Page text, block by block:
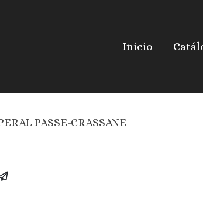
Inicio
PASSE-CRASSANE